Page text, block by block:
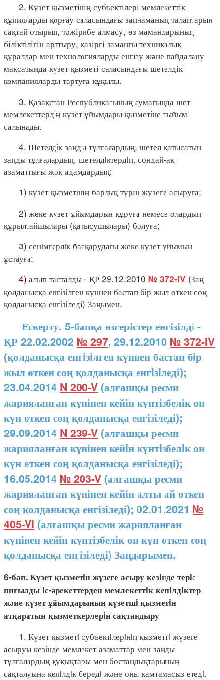
2. Күзет қызметінің субъектілері мемлекеттік
құпияларды қорғау саласындағы заңнаманың талаптарын
сақтай отырып, тәжірибе алмасу, өз мамандарының
біліктілігін арттыру, қазіргі заманғы техникалық
құралдар мен технологияларды енгізу және пайдалану
мақсатында күзет қызметі саласындағы шетелдік
компанияларды тартуға құқылы.
3. Қазақстан Республикасының аумағында шет
мемлекеттердiң күзет ұйымдары қызметiне тыйым
салынады.
4. Шетелдiк заңды тұлғалардың, шетел қатысатын
заңды тұлғалардың, шетелдiктердiң, сондай-ақ
азаматтығы жоқ адамдардың:
1) күзет қызметiнің барлық түрін жүзеге асыруға;
2) жеке күзет ұйымдарын құруға немесе олардың
құрылтайшылары (қатысушылары) болуға;
3) сенiмгерлiк басқарудағы жеке күзет ұйымын
ұстауға;
4) алып тасталды - ҚР 29.12.2010 № 372-IV (Заң
қолданысқа енгiзiлген күннен бастап бiр жыл өткен соң
қолданысқа енгiзiледі) Заңымен.
Ескерту. 5-бапқа өзгерістер енгізілді -
ҚР 22.02.2002 № 297, 29.12.2010 № 372-IV
(қолданысқа енгiзiлген күннен бастап бiр
жыл өткен соң қолданысқа енгiзiледі);
23.04.2014 N 200-V (алғашқы ресми
жарияланған күнінен кейін күнтізбелік он
күн өткен соң қолданысқа енгізіледі);
29.09.2014 N 239-V (алғашқы ресми
жарияланған күнінен кейiн күнтiзбелiк он
күн өткен соң қолданысқа енгiзiледi);
16.05.2014 № 203-V (алғашқы ресми
жарияланған күнінен кейін алты ай өткен
соң қолданысқа енгізіледі); 02.01.2021 №
405-VI (алғашқы ресми жарияланған
күнінен кейін күнтізбелік он күн өткен соң
қолданысқа енгізіледі) Заңдарымен.
6-бап. Күзет қызметiн жүзеге асыру кезiнде терiс
пиғылды iс-әрекеттерден мемлекеттiк кепiлдiктер
және күзет ұйымдарының күзетшi қызметiн
атқаратын қызметкерлерiн сақтандыру
1. Күзет қызметi субъектiлерiнiң қызметтi жүзеге
асыруы кезiнде мемлекет азаматтар мен заңды
тұлғалардың құқықтары мен бостандықтарының
сақталуына кепiлдiк бередi және оны қамтамасыз етедi.